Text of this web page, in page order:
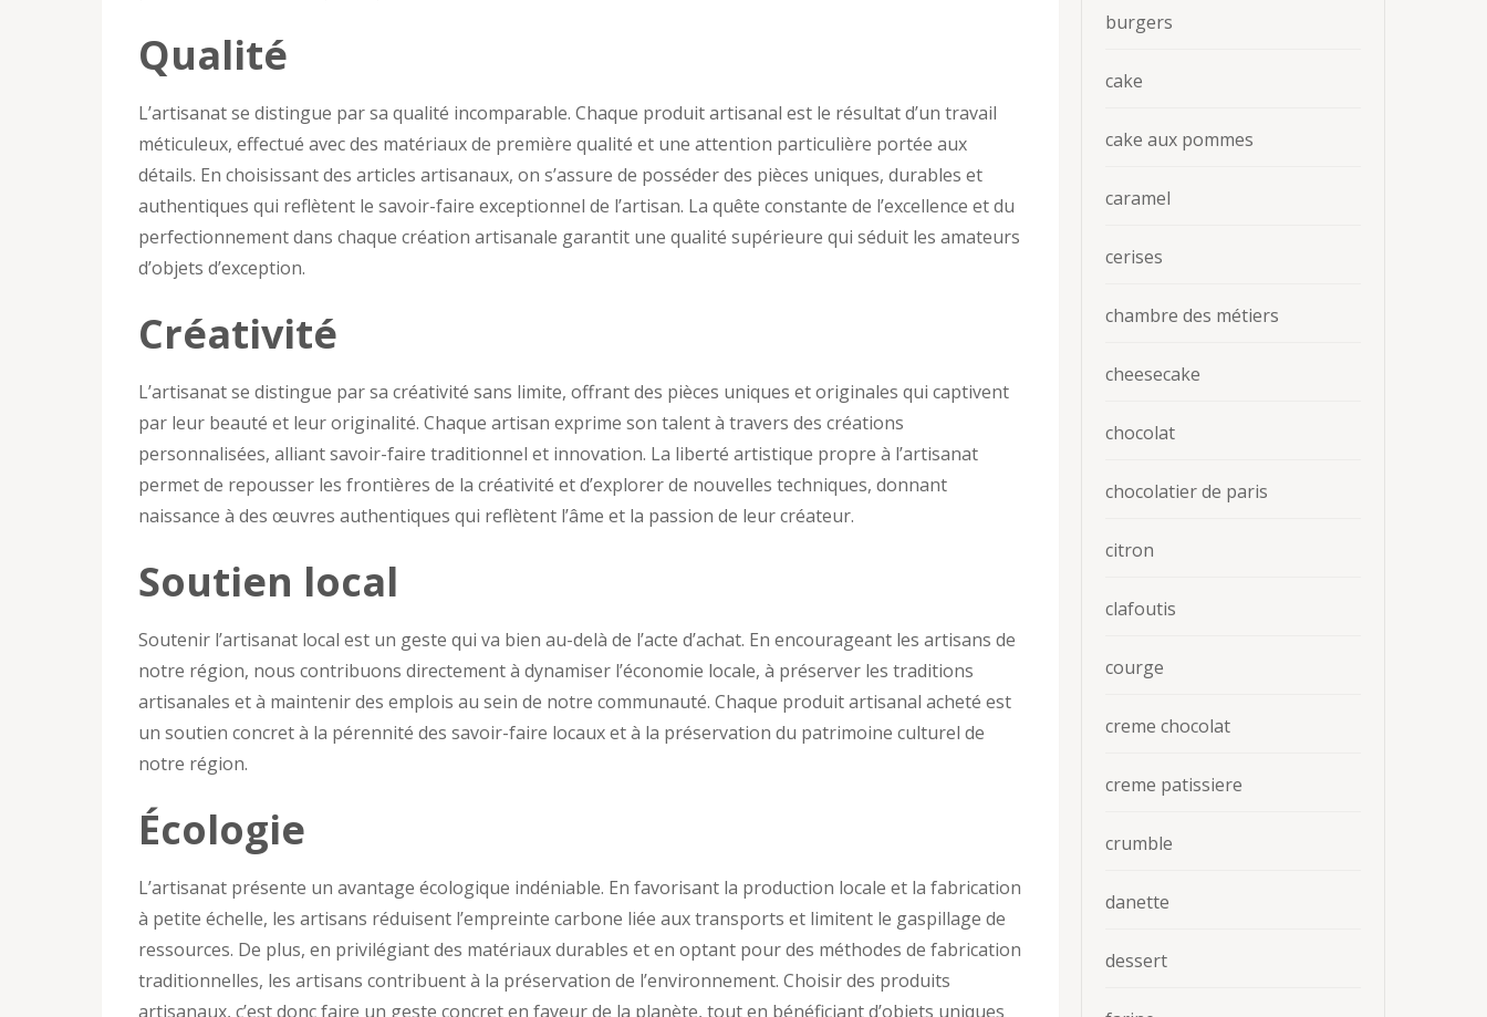
Qualité
L’artisanat se distingue par sa qualité incomparable. Chaque produit artisanal est le résultat d’un travail
méticuleux, effectué avec des matériaux de première qualité et une attention particulière portée aux
détails. En choisissant des articles artisanaux, on s’assure de posséder des pièces uniques, durables et
authentiques qui reflètent le savoir-faire exceptionnel de l’artisan. La quête constante de l’excellence et du
perfectionnement dans chaque création artisanale garantit une qualité supérieure qui séduit les amateurs
d’objets d’exception.
Créativité
L’artisanat se distingue par sa créativité sans limite, offrant des pièces uniques et originales qui captivent
par leur beauté et leur originalité. Chaque artisan exprime son talent à travers des créations
personnalisées, alliant savoir-faire traditionnel et innovation. La liberté artistique propre à l’artisanat
permet de repousser les frontières de la créativité et d’explorer de nouvelles techniques, donnant
naissance à des œuvres authentiques qui reflètent l’âme et la passion de leur créateur.
Soutien local
Soutenir l’artisanat local est un geste qui va bien au-delà de l’acte d’achat. En encourageant les artisans de
notre région, nous contribuons directement à dynamiser l’économie locale, à préserver les traditions
artisanales et à maintenir des emplois au sein de notre communauté. Chaque produit artisanal acheté est
un soutien concret à la pérennité des savoir-faire locaux et à la préservation du patrimoine culturel de
notre région.
Écologie
L’artisanat présente un avantage écologique indéniable. En favorisant la production locale et la fabrication
à petite échelle, les artisans réduisent l’empreinte carbone liée aux transports et limitent le gaspillage de
ressources. De plus, en privilégiant des matériaux durables et en optant pour des méthodes de fabrication
traditionnelles, les artisans contribuent à la préservation de l’environnement. Choisir des produits
artisanaux, c’est donc faire un geste concret en faveur de la planète, tout en bénéficiant d’objets uniques
burgers
cake
cake aux pommes
caramel
cerises
chambre des métiers
cheesecake
chocolat
chocolatier de paris
citron
clafoutis
courge
creme chocolat
creme patissiere
crumble
danette
dessert